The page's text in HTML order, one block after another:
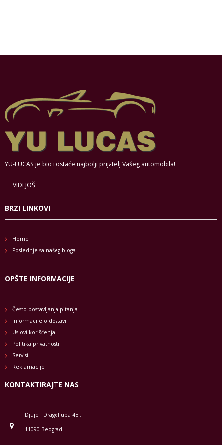
YU-LUCAS je bio i ostaće najbolji prijatelj Vašeg automobila!
VIDI JOŠ
BRZI LINKOVI
Home
Poslednje sa našeg bloga
OPŠTE INFORMACIJE
Često postavljanja pitanja
Informacije o dostavi
Uslovi korišćenja
Politika privatnosti
Servisi
Reklamacije
KONTAKTIRAJTE NAS
Djuje i Dragoljuba 4E ,
11090 Beograd